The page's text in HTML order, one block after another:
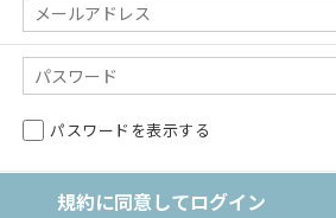
パスワードを表示する